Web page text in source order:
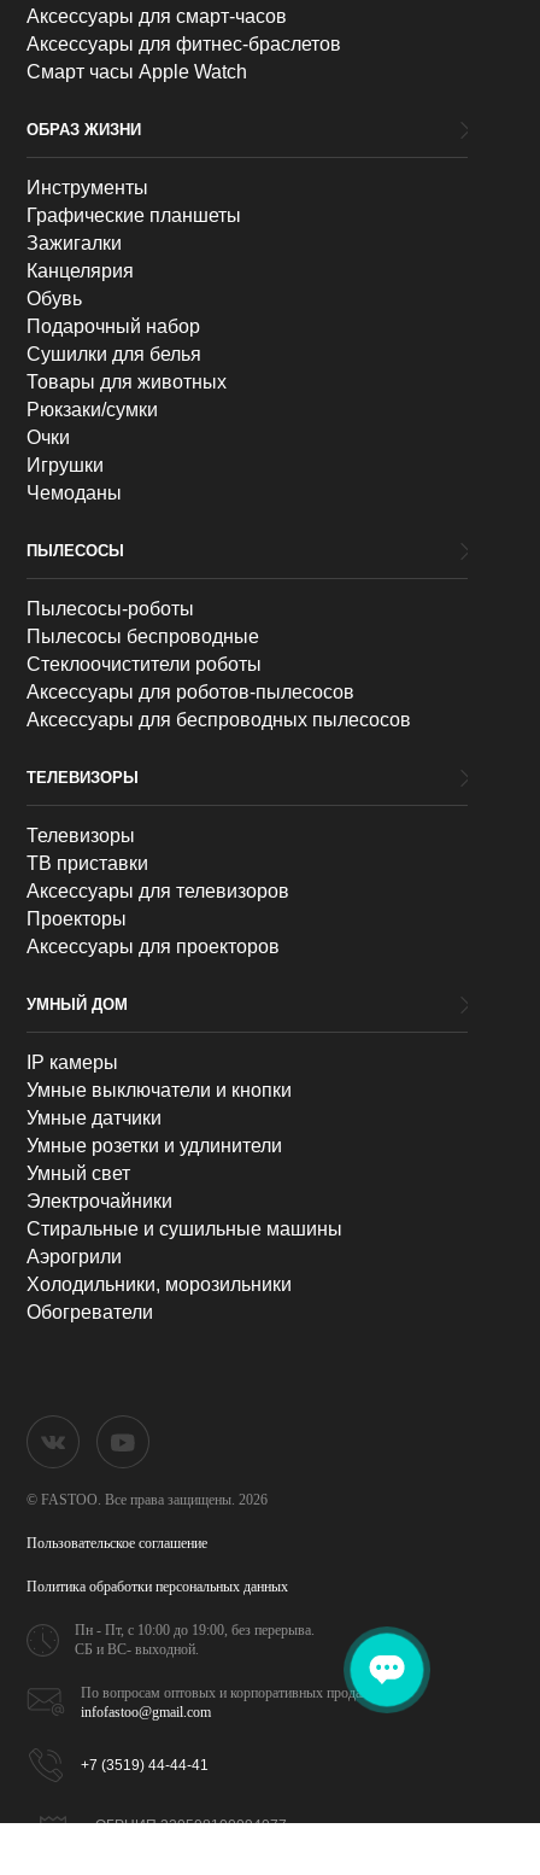
Аксессуары для смарт-часов
Аксессуары для фитнес-браслетов
Смарт часы Apple Watch
ОБРАЗ ЖИЗНИ
Инструменты
Графические планшеты
Зажигалки
Канцелярия
Обувь
Подарочный набор
Сушилки для белья
Товары для животных
Рюкзаки/сумки
Очки
Игрушки
Чемоданы
ПЫЛЕСОСЫ
Пылесосы-роботы
Пылесосы беспроводные
Стеклоочистители роботы
Аксессуары для роботов-пылесосов
Аксессуары для беспроводных пылесосов
ТЕЛЕВИЗОРЫ
Телевизоры
ТВ приставки
Аксессуары для телевизоров
Проекторы
Аксессуары для проекторов
УМНЫЙ ДОМ
IP камеры
Умные выключатели и кнопки
Умные датчики
Умные розетки и удлинители
Умный свет
Электрочайники
Стиральные и сушильные машины
Аэрогрили
Холодильники, морозильники
Обогреватели
© FASTOO. Все права защищены. 2026
Пользовательское соглашение
Политика обработкиперсональных данных
Пн - Пт, с 10:00 до 19:00,без перерыва.
СБ и ВС- выходной.
По вопросам оптовых икорпоративных продаж
infofastoo@gmail.com
+7 (3519) 44-44-41
ОГРНИП 320508100094077